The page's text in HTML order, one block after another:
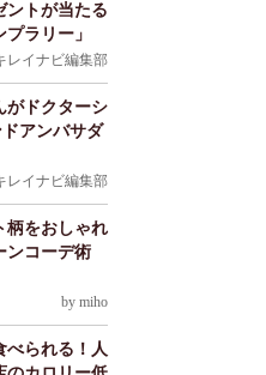
ントが当たる
プラリー」
レイナビ編集部
ドクターシ
アンバサダ
レイナビ編集部
柄をおしゃれ
ンコーデ術
by miho
べられる！人